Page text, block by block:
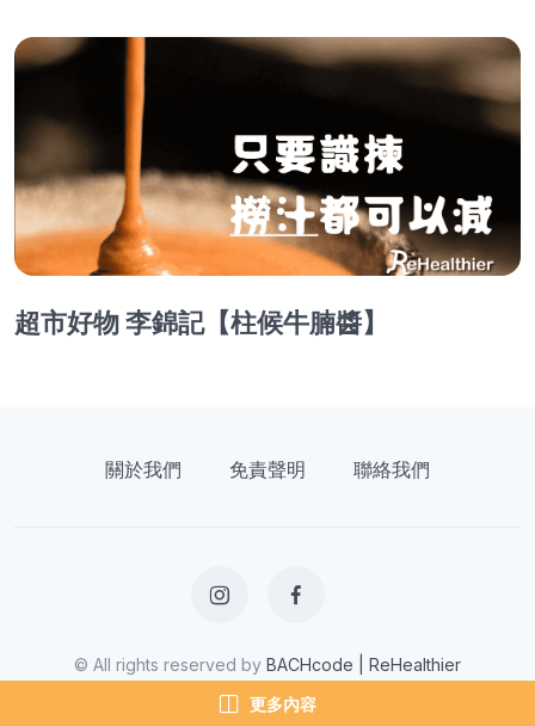
超市好物 李錦記【柱候牛腩醬】
更多內容
關於我們 免責聲明 聯絡我們
© All rights reserved by BACHcode | ReHealthier